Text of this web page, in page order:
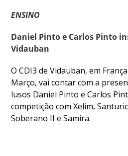
DOCUMENTOS
Palmarés
ENSINO
Daniel Pinto e Carlos Pinto
Vidauban
O CDI3 de Vidauban, em
Março, vai contar com a
lusos Daniel Pinto e Carlos
competição com Xelim,
Soberano II e Samira.